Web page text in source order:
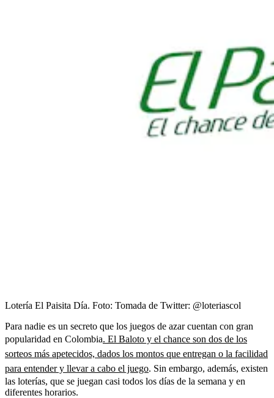
Lotería El Paisita Día. Foto: Tomada de Twitter: @loteriascol
Para nadie es un secreto que los juegos de azar cuentan con gran
popularidad en Colombia. El Baloto y el chance son dos de los
sorteos más apetecidos, dados los montos que entregan o la facilidad
para entender y llevar a cabo el juego. Sin embargo, además, existen
las loterías, que se juegan casi todos los días de la semana y en
diferentes horarios.